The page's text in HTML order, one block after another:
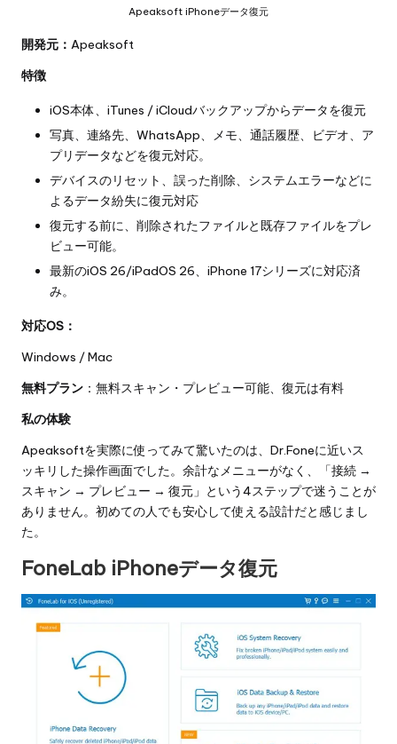
Apeaksoft iPhoneデータ復元
開発元： Apeaksoft
特徴
iOS本体、iTunes / iCloudバックアップからデータを復元
写真、連絡先、WhatsApp、メモ、通話履歴、ビデオ、ア
プリデータなどを復元対応。
デバイスのリセット、誤った削除、システムエラーなどに
よるデータ紛失に復元対応
復元する前に、削除されたファイルと既存ファイルをプレ
ビュー可能。
最新のiOS 26/iPadOS 26、iPhone 17シリーズに対応済
み。
対応OS：
Windows / Mac
無料プラン ：無料スキャン・プレビュー可能、復元は有料
私の体験
Apeaksoftを実際に使ってみて驚いたのは、Dr.Foneに近いス
ッキリした操作画面でした。余計なメニューがなく、「接続 →
スキャン → プレビュー → 復元」という4ステップで迷うことが
ありません。初めての人でも安心して使える設計だと感じまし
た。
FoneLab iPhoneデータ復元